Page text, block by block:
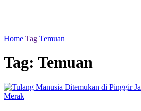
Home Tag Temuan
Tag: Temuan